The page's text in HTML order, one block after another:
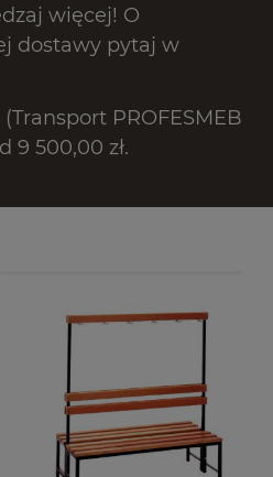
więcej! O
dostawy pytaj w
PROFESMEB
9 500,00 zł.